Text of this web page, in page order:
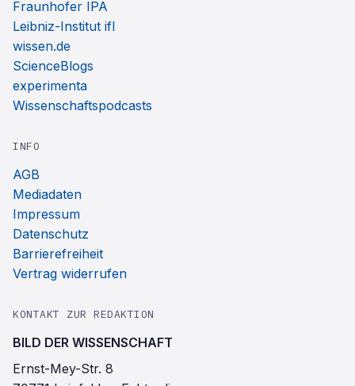
Fraunhofer IPA
Leibniz-Institut ifl
wissen.de
ScienceBlogs
experimenta
Wissenschaftspodcasts
INFO
AGB
Mediadaten
Impressum
Datenschutz
Barrierefreiheit
Vertrag widerrufen
KONTAKT ZUR REDAKTION
BILD DER WISSENSCHAFT
Ernst-Mey-Str. 8